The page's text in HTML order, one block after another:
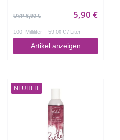
UVP 6,90 € 5,90 €
100 Milliliter | 59,00 € / Liter
Artikel anzeigen
NEUHEIT